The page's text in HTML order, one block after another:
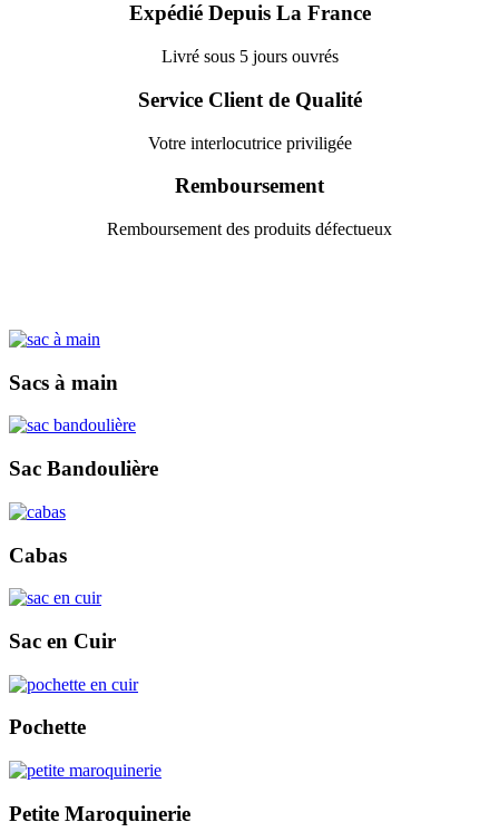
Expédié Depuis La France
Livré sous 5 jours ouvrés
Service Client de Qualité
Votre interlocutrice priviligée
Remboursement
Remboursement des produits défectueux
Sacs à main
Sac Bandoulière
Cabas
Sac en Cuir
Pochette
Petite Maroquinerie